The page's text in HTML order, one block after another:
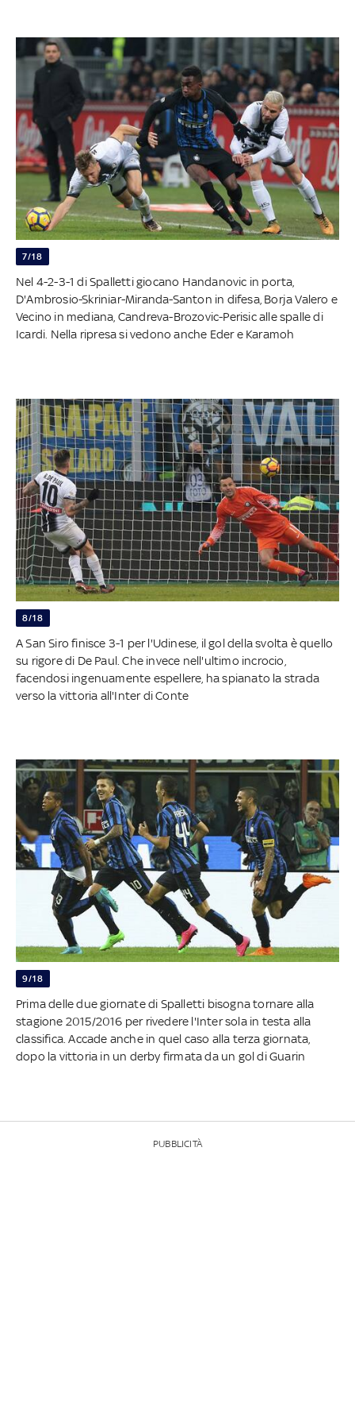
7/18
Nel 4-2-3-1 di Spalletti giocano Handanovic in porta,
D'Ambrosio-Skriniar-Miranda-Santon in difesa, Borja Valero e
Vecino in mediana, Candreva-Brozovic-Perisic alle spalle di
Icardi. Nella ripresa si vedono anche Eder e Karamoh
8/18
A San Siro finisce 3-1 per l'Udinese, il gol della svolta è quello
su rigore di De Paul. Che invece nell'ultimo incrocio,
facendosi ingenuamente espellere, ha spianato la strada
verso la vittoria all'Inter di Conte
9/18
Prima delle due giornate di Spalletti bisogna tornare alla
stagione 2015/2016 per rivedere l'Inter sola in testa alla
classifica. Accade anche in quel caso alla terza giornata,
dopo la vittoria in un derby firmata da un gol di Guarin
PUBBLICITÀ